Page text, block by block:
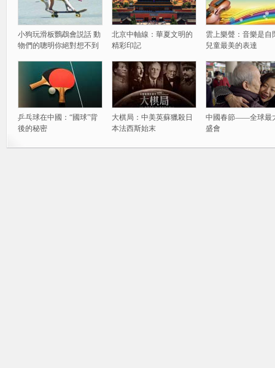
小狗玩滑板鸚鵡會説話 動
物們的聰明你絕對想不到
北京中軸線：華夏文明的
精彩印記
雲上樂聲：音樂是自
兒童最美的表達
乒乓球在中國：“國球”背
後的秘密
大棋局：中美英蘇獵殺日
本法西斯始末
中國春節——全球最
盛會